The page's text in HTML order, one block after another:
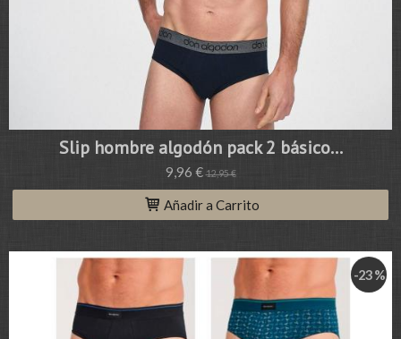
Slip hombre algodón pack 2 básico...
9,96 €12,95 €
Añadir a Carrito
-23 %